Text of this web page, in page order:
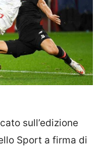
sull’edizione
Sport a firma di